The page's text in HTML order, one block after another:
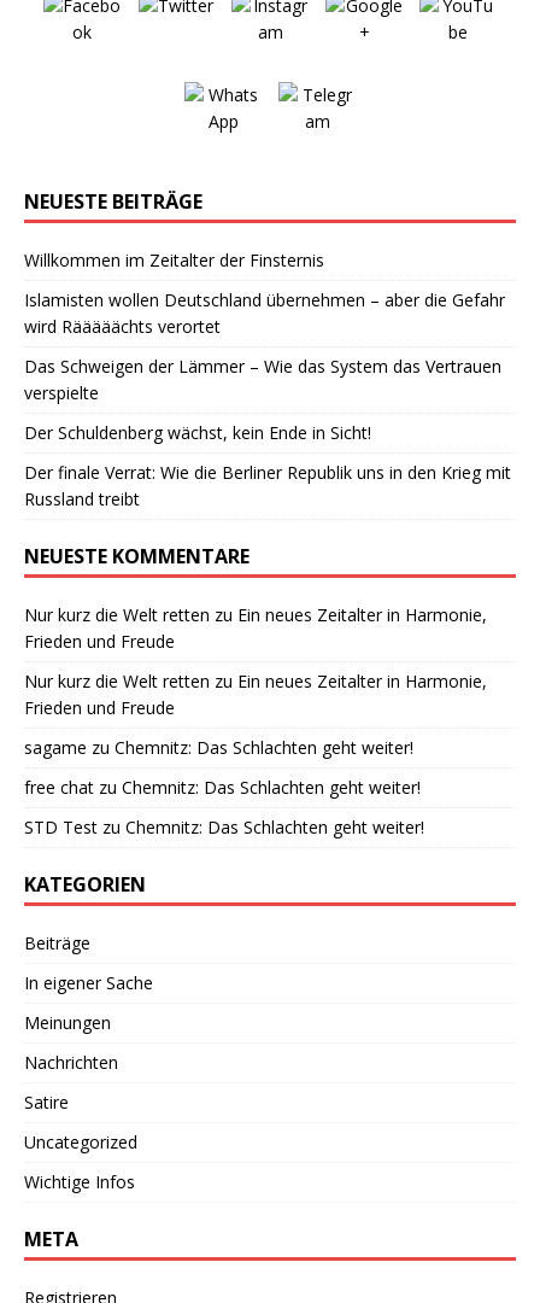
NEUESTE BEITRÄGE
Willkommen im Zeitalter der Finsternis
Islamisten wollen Deutschland übernehmen – aber die Gefahr
wird Rääääächts verortet
Das Schweigen der Lämmer – Wie das System das Vertrauen
verspielte
Der Schuldenberg wächst, kein Ende in Sicht!
Der finale Verrat: Wie die Berliner Republik uns in den Krieg mit
Russland treibt
NEUESTE KOMMENTARE
Nur kurz die Welt retten zu Ein neues Zeitalter in Harmonie,
Frieden und Freude
Nur kurz die Welt retten zu Ein neues Zeitalter in Harmonie,
Frieden und Freude
sagame zu Chemnitz: Das Schlachten geht weiter!
free chat zu Chemnitz: Das Schlachten geht weiter!
STD Test zu Chemnitz: Das Schlachten geht weiter!
KATEGORIEN
Beiträge
In eigener Sache
Meinungen
Nachrichten
Satire
Uncategorized
Wichtige Infos
META
Registrieren